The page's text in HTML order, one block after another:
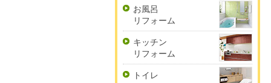
お風呂
リフォーム
キッチン
リフォーム
トイレ